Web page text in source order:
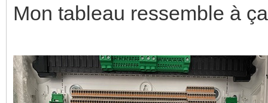
Mon tableau ressemble à